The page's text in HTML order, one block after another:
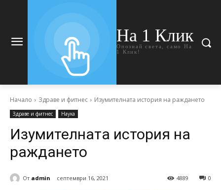
На 1 Клик
Опознай света, само На
1 Клик!
Начало Здраве и фитнес Изумителната история на раждането
Здраве и фитнес Наука
Изумителната история на
раждането
От admin септември 16, 2021 0
4889